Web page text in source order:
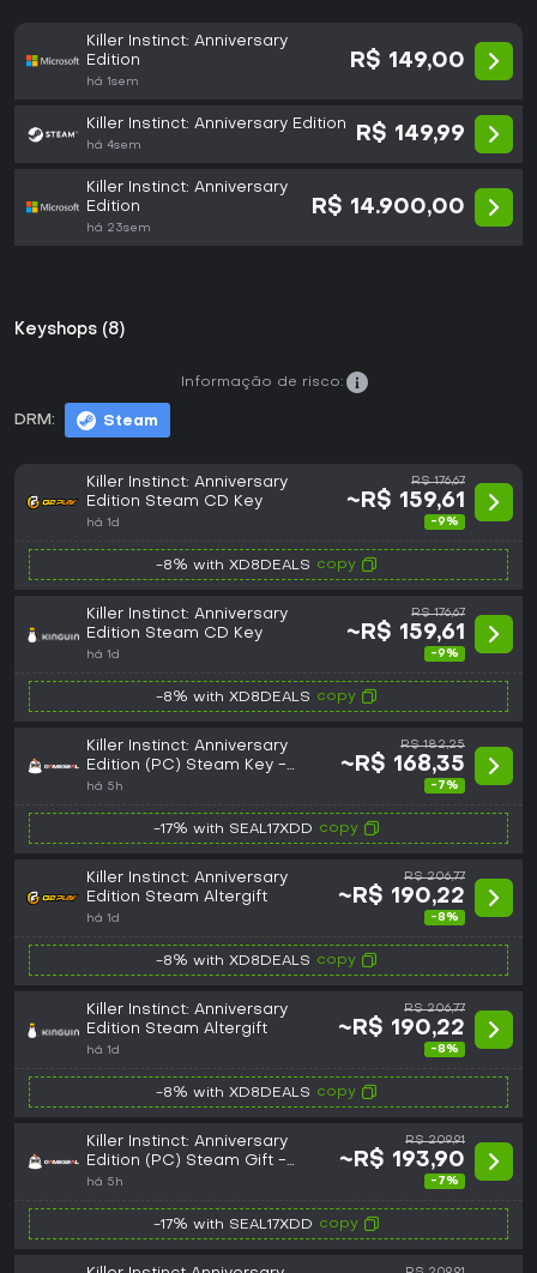
Killer Instinct: Anniversary
Edition
há 1sem
R$ 149,00
Killer Instinct: Anniversary Edition
há 4sem
R$ 149,99
Killer Instinct: Anniversary
Edition
há 23sem
R$ 14.900,00
Keyshops (8)
DRM: Steam
Informação de risco:
Killer Instinct: Anniversary
Edition Steam CD Key
há 1d
R$ 176,67
~R$ 159,61
-9%
-8% with XD8DEALS copy
Killer Instinct: Anniversary
Edition Steam CD Key
há 1d
R$ 176,67
~R$ 159,61
-9%
-8% with XD8DEALS copy
Killer Instinct: Anniversary
Edition (PC) Steam Key -
GLOBAL
há 5h
R$ 182,25
~R$ 168,35
-7%
-17% with SEAL17XDD copy
Killer Instinct: Anniversary
Edition Steam Altergift
há 1d
R$ 206,77
~R$ 190,22
-8%
-8% with XD8DEALS copy
Killer Instinct: Anniversary
Edition Steam Altergift
há 1d
R$ 206,77
~R$ 190,22
-8%
-8% with XD8DEALS copy
Killer Instinct: Anniversary
Edition (PC) Steam Gift -
GLOBAL
há 5h
R$ 209,91
~R$ 193,90
-7%
-17% with SEAL17XDD copy